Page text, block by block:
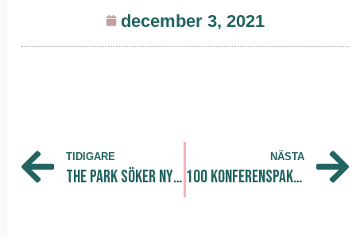
december 3, 2021
TIDIGARE
The Park söker ny VD – grundaren lämnar över
NÄSTA
100 konferenspaket till Musikhjälpen!